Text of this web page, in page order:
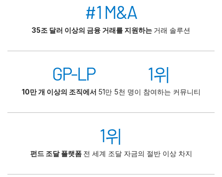
#1 M&A
35조 달러 이상의 금융 거래를 지원하는 거래 솔루션
GP-LP 1위
10만 개 이상의 조직에서 51만 5천 명이 참여하는 커뮤니티
1위
펀드 조달 플랫폼 전 세계 조달 자금의 절반 이상 차지